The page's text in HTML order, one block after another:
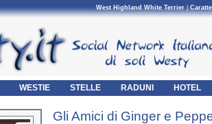
West Highland White Terrier|
WESTIE STELLE RADUNI HOTEL
Gli Amici di Ginger e